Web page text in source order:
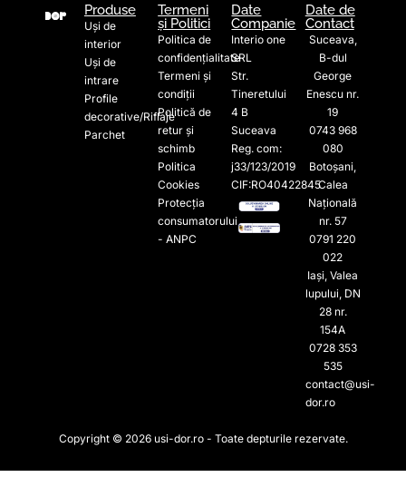
Produse
Uși de
interior
Uși de
intrare
Profile
decorative/Riflaje
Parchet
Termeni
și Politici
Politica de
confidențialitate
Termeni și
condiții
Politică de
retur și
schimb
Politica
Cookies
Protecția
consumatorului
- ANPC
Date
Companie
Interio one
SRL
Str.
Tineretului
4 B
Suceava
Reg. com:
j33/123/2019
CIF:RO40422845
Date de
Contact
Suceava,
B-dul
George
Enescu nr.
19
0743 968
080
Botoșani,
Calea
Națională
nr. 57
0791 220
022​
Iași, Valea
lupului, DN
28 nr.
154A
0728 353
535​
contact@usi-
dor.ro
Copyright © 2026 usi-dor.ro - Toate depturile rezervate.